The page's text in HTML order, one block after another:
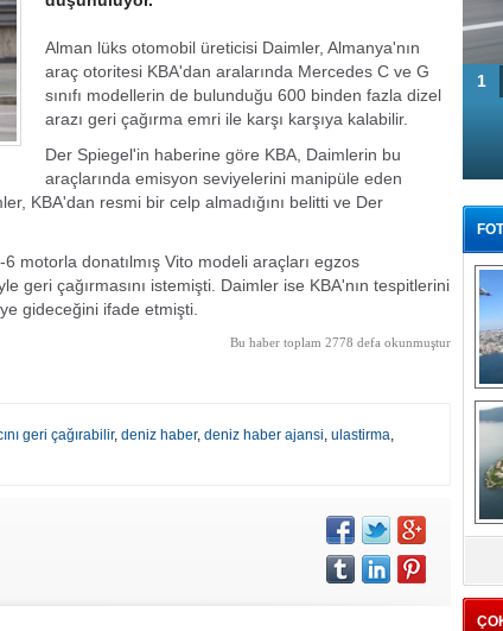
Alman lüks otomobil üreticisi Daimler, Almanya'nın
araç otoritesi KBA'dan aralarında Mercedes C ve G
sınıfı modellerin de bulunduğu 600 binden fazla dizel
arazı geri çağırma emri ile karşı karşıya kalabilir.
Der Spiegel'in haberine göre KBA, Daimlerin bu
araçlarında emisyon seviyelerini manipüle eden
KBA'dan resmi bir celp almadığını belitti ve Der
motorla donatılmış Vito modeli araçları egzos
geri çağırmasını istemişti. Daimler ise KBA'nın tespitlerini
gideceğini ifade etmişti.
Bu haber toplam 2778 defa okunmuştur
geri çağırabilir, deniz haber, deniz haber ajansi, ulastirma,
1